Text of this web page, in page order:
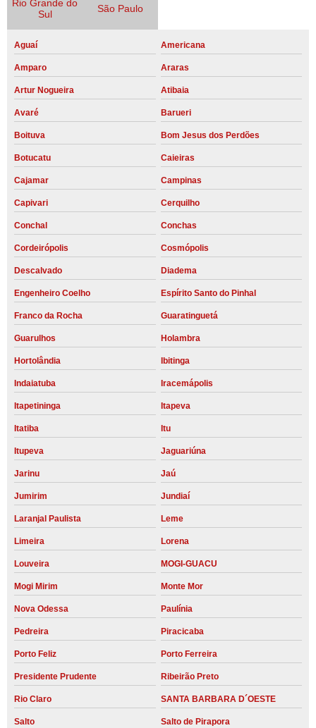
Rio Grande do
Sul
São Paulo
Aguaí Americana
Amparo Araras
Artur Nogueira Atibaia
Avaré Barueri
Boituva Bom Jesus dos Perdões
Botucatu Caieiras
Cajamar Campinas
Capivari Cerquilho
Conchal Conchas
Cordeirópolis Cosmópolis
Descalvado Diadema
Engenheiro Coelho Espírito Santo do Pinhal
Franco da Rocha Guaratinguetá
Guarulhos Holambra
Hortolândia Ibitinga
Indaiatuba Iracemápolis
Itapetininga Itapeva
Itatiba Itu
Itupeva Jaguariúna
Jarinu Jaú
Jumirim Jundiaí
Laranjal Paulista Leme
Limeira Lorena
Louveira MOGI-GUACU
Mogi Mirim Monte Mor
Nova Odessa Paulínia
Pedreira Piracicaba
Porto Feliz Porto Ferreira
Presidente Prudente Ribeirão Preto
Rio Claro SANTA BARBARA D´OESTE
Salto Salto de Pirapora